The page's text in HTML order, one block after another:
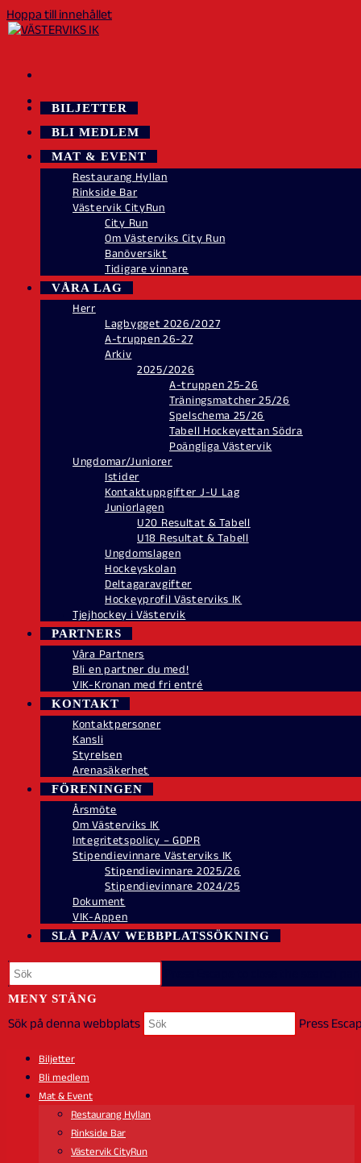
Hoppa till innehållet
BILJETTER
BLI MEDLEM
MAT & EVENT
Restaurang Hyllan
Rinkside Bar
Västervik CityRun
City Run
Om Västerviks City Run
Banöversikt
Tidigare vinnare
VÅRA LAG
Herr
Lagbygget 2026/2027
A-truppen 26-27
Arkiv
2025/2026
A-truppen 25-26
Träningsmatcher 25/26
Spelschema 25/26
Tabell Hockeyettan Södra
Poängliga Västervik
Ungdomar/Juniorer
Istider
Kontaktuppgifter J-U Lag
Juniorlagen
U20 Resultat & Tabell
U18 Resultat & Tabell
Ungdomslagen
Hockeyskolan
Deltagaravgifter
Hockeyprofil Västerviks IK
Tjejhockey i Västervik
PARTNERS
Våra Partners
Bli en partner du med!
VIK-Kronan med fri entré
KONTAKT
Kontaktpersoner
Kansli
Styrelsen
Arenasäkerhet
FÖRENINGEN
Årsmöte
Om Västerviks IK
Integritetspolicy – GDPR
Stipendievinnare Västerviks IK
Stipendievinnare 2025/26
Stipendievinnare 2024/25
Dokument
VIK-Appen
SLÅ PÅ/AV WEBBPLATSSÖKNING
MENY STÄNG
Sök på denna webbplats Press
Biljetter
Bli medlem
Mat & Event
Restaurang Hyllan
Rinkside Bar
Västervik CityRun